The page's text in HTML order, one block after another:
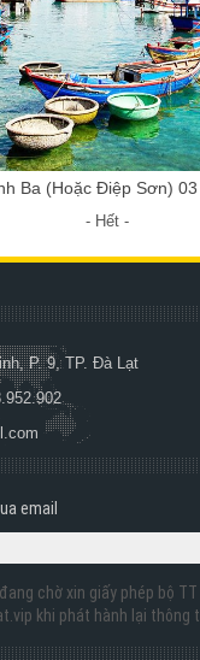
Ba (Hoặc Điệp Sơn)
- Hết -
P. 9, TP. Đà Lạt
email
chờ xin giấy phép bộ TT
khi phát hành lại thông